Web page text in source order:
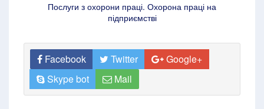
Послуги з охорони праці. Охорона праці на
підприємстві
Facebook Twitter
Google+
Skype bot
Mail